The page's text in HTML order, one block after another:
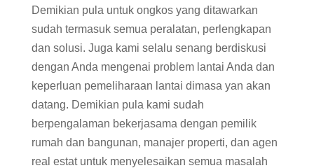
Demikian pula untuk ongkos yang ditawarkan
sudah termasuk semua peralatan, perlengkapan
dan solusi. Juga kami selalu senang berdiskusi
dengan Anda mengenai problem lantai Anda dan
keperluan pemeliharaan lantai dimasa yan akan
datang. Demikian pula kami sudah
berpengalaman bekerjasama dengan pemilik
rumah dan bangunan, manajer properti, dan agen
real estat untuk menyelesaikan semua masalah